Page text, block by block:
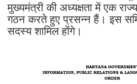
मुख्यमंत्री की अध्यक्षता में एक
गठन करते हुए प्रसन्न हैं। इस
सदस्य शामिल होंगे।